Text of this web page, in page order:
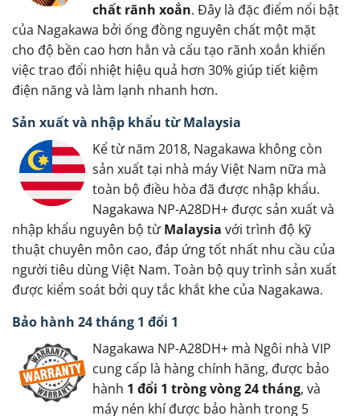
chất rãnh xoắn. Đây là đặc điểm nổi bật
của Nagakawa bởi ống đồng nguyên chất một mặt
cho độ bền cao hơn hẳn và cấu tạo rãnh xoắn khiến
việc trao đổi nhiệt hiệu quả hơn 30% giúp tiết kiệm
điện năng và làm lạnh nhanh hơn.
Sản xuất và nhập khẩu từ Malaysia
Kể từ năm 2018, Nagakawa không còn
sản xuất tại nhà máy Việt Nam nữa mà
toàn bộ điều hòa đã được nhập khẩu.
Nagakawa NP-A28DH+ được sản xuất và
nhập khẩu nguyên bộ từ Malaysia với trình độ kỹ
thuật chuyên môn cao, đáp ứng tốt nhất nhu cầu của
người tiêu dùng Việt Nam. Toàn bộ quy trình sản xuất
được kiểm soát bởi quy tắc khắt khe của Nagakawa.
Bảo hành 24 tháng 1 đổi 1
Nagakawa NP-A28DH+ mà Ngôi nhà VIP
cung cấp là hàng chính hãng, được bảo
hành 1 đổi 1 tròng vòng 24 tháng, và
máy nén khí được bảo hành trong 5